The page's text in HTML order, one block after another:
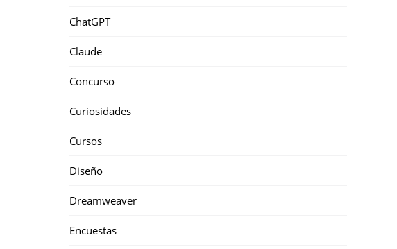
ChatGPT
Claude
Concurso
Curiosidades
Cursos
Diseño
Dreamweaver
Encuestas